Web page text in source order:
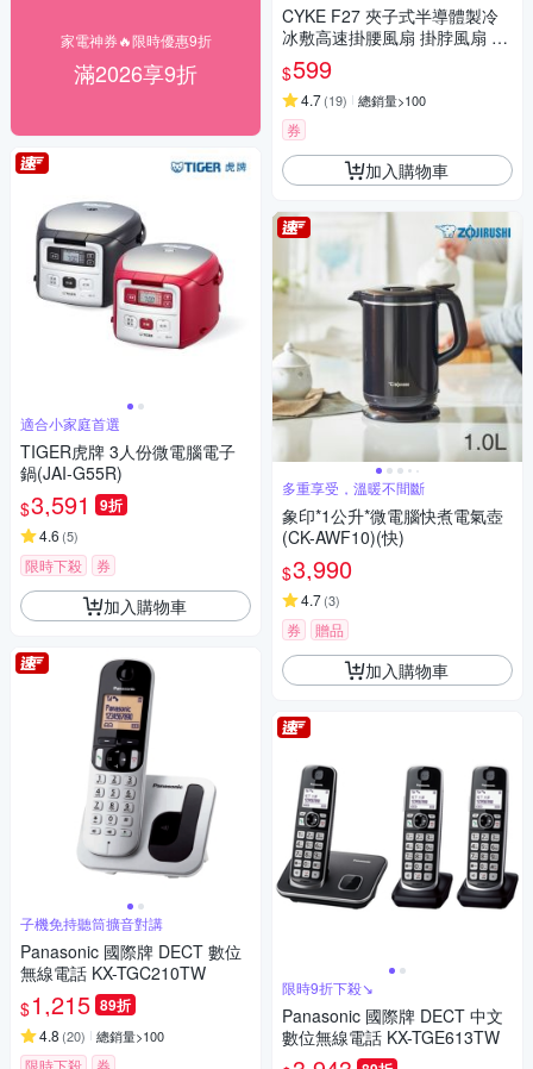
家電神券🔥限時優惠9折
滿2026享9折
適合小家庭首選
TIGER虎牌 3人份微電腦電子
鍋(JAI-G55R)
$3,591 9折
4.6 (5)
限時下殺 券
加入購物車
子機免持聽筒擴音對講
Panasonic 國際牌 DECT 數位
無線電話 KX-TGC210TW
$1,215 89折
4.8 (20) 總銷量>100
CYKE F27 夾子式半導體製冷
冰敷高速掛腰風扇 掛脖風扇 10
0檔暴力渦輪扇 桌面降溫風扇
可掛/可夾/可立
$599
4.7(19) 總銷量>100
券
加入購物車
多重享受，溫暖不間斷
象印*1公升*微電腦快煮電氣壺
(CK-AWF10)(快)
$3,990
4.7(3)
券 贈品
加入購物車
限時9折下殺↘
Panasonic 國際牌 DECT 中文
數位無線電話 KX-TGE613TW